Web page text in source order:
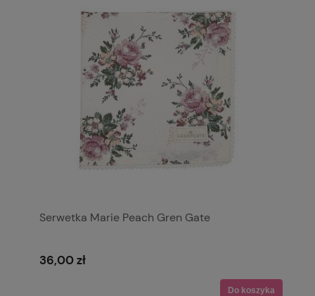
Serwetka Marie Peach Gren Gate
36,00 zł
Do koszyka